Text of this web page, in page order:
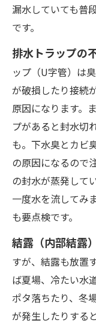
漏水していても普
です。
排水トラップの
ップ（U字管）は
が破損したり接続
原因になります。
プがあると封水切
も。下水臭とカビ
の原因になるので
の封水が蒸発して
一度水を流してみ
も要点検です。
結露（内部結露
すが、結露も放置
ば夏場、冷たい水
ポタ落ちたり、冬
が発生したりする